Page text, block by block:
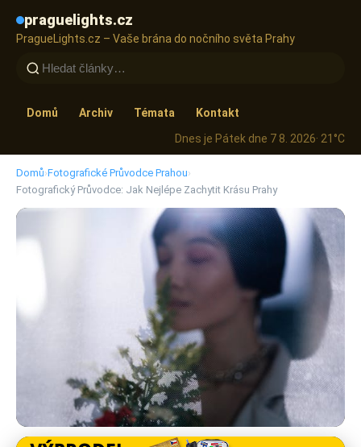
praguelights.cz
PragueLights.cz – Vaše brána do nočního světa Prahy
Domů Archiv Témata
Kontakt
Dnes je Pátek dne 7 8. 2026· 21°C
Domů›Fotografické Průvodce Prahou›
Fotografický Průvodce: Jak Nejlépe Zachytit Krásu Prahy